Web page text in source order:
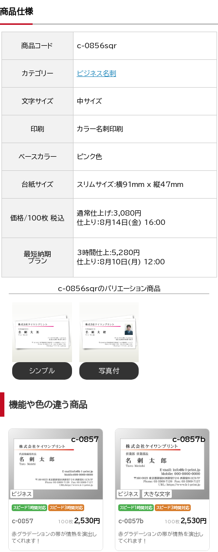
商品仕様
商品コード c-0856sqr
カテゴリー ビジネス名刺
文字サイズ 中サイズ
印刷 カラー名刺印刷
ベースカラー ピンク色
台紙サイズ スリムサイズ:横91mm x 縦47mm
価格/100枚 税込
通常仕上げ:3,080円
仕上り：8月14日(金) 16:00
最短納期
プラン
3時間仕上:5,280円
仕上り：8月10日(月) 12:00
c-0856sqrのバリエーション商品
シンプル 写真付
機能や色の違う商品
ビジネス
c-0857
スピード1時間対応 スピード3時間対応
c-0857 100枚 2,530円
赤グラデーションの帯が情熱を演出し
てくれます！
ビジネス 大きな文字
c-0857b
スピード1時間対応 スピード3時間対応
c-0857b 100枚 2,530円
赤グラデーションの帯が情熱を演出し
てくれます！